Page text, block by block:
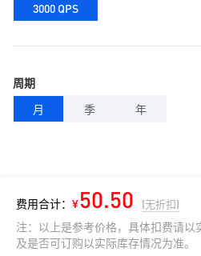
3000 QPS
周期
月
季 年
费用合计： ¥50.50 (无折扣)
注：以上是参考价格，具体扣费请
及是否可订购以实际库存情况为准。